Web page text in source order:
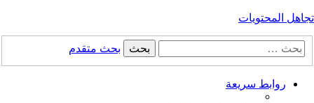
تجاهل المحتويات
بحث بحث متقدم
روابط سريعة